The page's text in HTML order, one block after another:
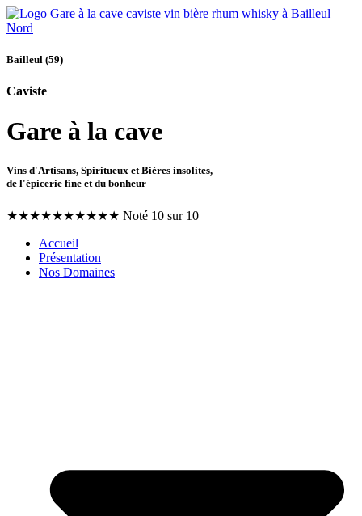
Bailleul (59)
Caviste
Gare à la cave
Vins d'Artisans, Spiritueux et Bières insolites,
de l'épicerie fine et du bonheur
★★★★★★★★★★ Noté 10 sur 10
Accueil
Présentation
Nos Domaines